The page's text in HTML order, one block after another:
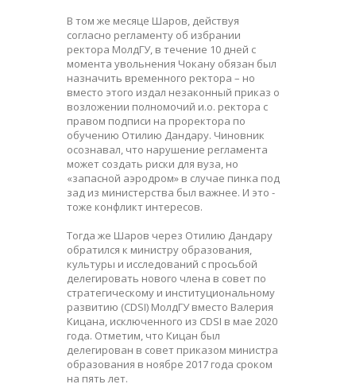
В том же месяце Шаров, действуя
согласно регламенту об избрании
ректора МолдГУ, в течение 10 дней с
момента увольнения Чокану обязан был
назначить временного ректора – но
вместо этого издал незаконный приказ о
возложении полномочий и.о. ректора с
правом подписи на проректора по
обучению Отилию Дандару. Чиновник
осознавал, что нарушение регламента
может создать риски для вуза, но
«запасной аэродром» в случае пинка под
зад из министерства был важнее. И это -
тоже конфликт интересов.
Тогда же Шаров через Отилию Дандару
обратился к министру образования,
культуры и исследований с просьбой
делегировать нового члена в совет по
стратегическому и институциональному
развитию (CDSI) МолдГУ вместо Валерия
Кицана, исключенного из CDSI в мае 2020
года. Отметим, что Кицан был
делегирован в совет приказом министра
образования в ноябре 2017 года сроком
на пять лет.